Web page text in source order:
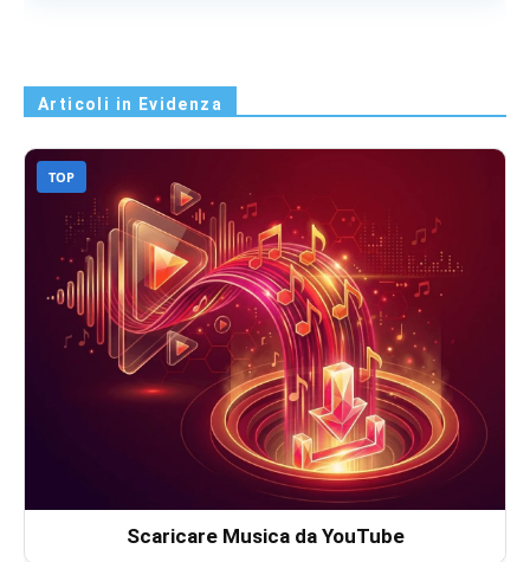
Articoli in Evidenza
TOP
Scaricare Musica da YouTube